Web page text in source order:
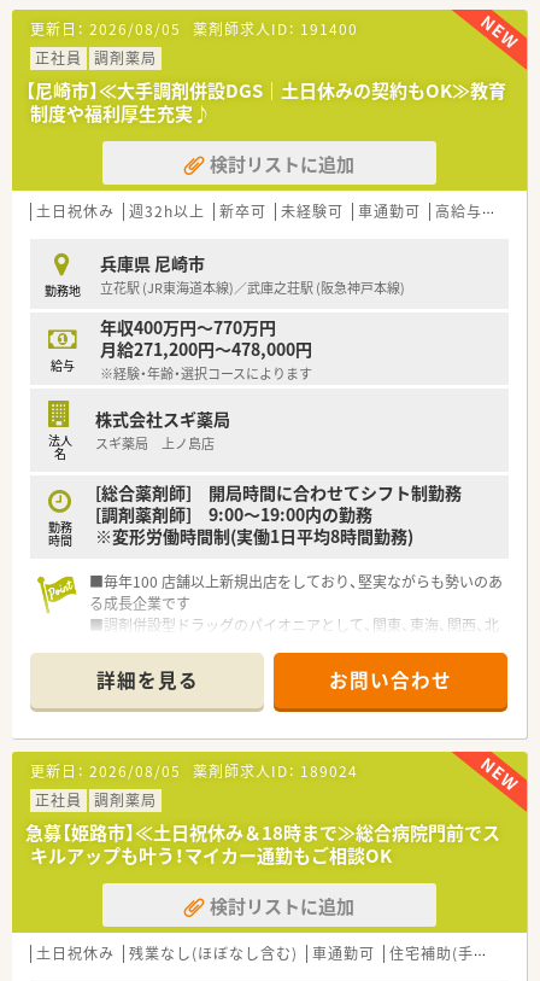
【法人特徴について】
■全国に1,300店舗以上を展開し、業界トップクラスの売上規模
を誇る安定した経営基盤です。
■調剤事業に加え、OTCや在宅医療など地域社会の健康を支える
多様な事業を幅広く展開しています。
■経営統合により強固な基盤を確立し、スケールメリットを活か
した効率的な店舗運営を行っています。
【想定される業務内容】
■総合病院からの処方箋に基づいた調剤業務全般を担当し、幅広
■患者様への丁寧な服薬指導を行い、お薬に対する不安を取り除
くためのコミュニケーションを図ります。
■処方内容の監査業務を通じて、医療過誤を未然に防ぎ患者様の
安全を守る重要な役割を担います。
【やりがい/おすすめポイント】
■高度な医療を提供する総合病院の門前薬局で、最先端の薬物療
■多くの患者様と接する機会があり、日々の業務を通じて地域医
療への貢献を実感できる職場です。
の健康を支えるやりがいがあります。
更新日： 2026/08/05 薬剤師求人ID： 191400
正社員
調剤薬局
【尼崎市】≪大手調剤併設DGS｜土日休みの契約もOK≫教育
制度や福利厚生充実♪
検討リストに追加
土日祝休み 週32h以上 新卒可 未経験可 車通勤可 高給与(600万円以上)
勤務地
兵庫県 尼崎市
立花駅 (JR東海道本線)／武庫之荘駅 (阪急神戸本線)
給与
年収400万円～770万円
月給271,200円～478,000円
※経験・年齢・選択コースによります
法人
名
株式会社スギ薬局
スギ薬局 上ノ島店
勤務
時間
[総合薬剤師] 開局時間に合わせてシフト制勤務
[調剤薬剤師] 9:00～19:00内の勤務
※変形労働時間制(実働1日平均8時間勤務)
■毎年100 店舗以上新規出店をしており、堅実ながらも勢いのあ
る成長企業です
■調剤併設型ドラッグのパイオニアとして、関東、東海、関西、北
■研修制度は様々なプランがあり、集合研修だけでなく任意で受
講可能な研修も幅広く用意されています
■店舗で活躍する従業員、社外で活躍する従業員、将来経営幹部
となる従業員など、薬剤師として様々な活躍ができるフィールド
を用意されています
■総合薬剤師・調剤薬剤師（土日休み・19時までの勤務）どちらか
の働き方を選択できます
■調剤併設型だけでなく「医療モール・クリニック併設店舗」「敷
地内薬局」「訪問調剤特化型店舗」など様々な店舗を運営してい
ます
■在宅医療にも積極的取り組んでおり「訪問調剤特化型店舗」を
50店舗以上、無菌調剤室は業界最多の51店舗設置しています
■「プラチナくるみん認定企業」「健康経営優良法人2023（大規模
法人部門）認定」等を取得し一人ひとりが働きやすい環境が整備
詳細を見る お問い合わせ
更新日： 2026/08/05 薬剤師求人ID： 189024
正社員
調剤薬局
急募【姫路市】≪土日祝休み＆18時まで≫総合病院門前でス
キルアップも叶う！マイカー通勤もご相談OK
検討リストに追加
土日祝休み 残業なし(ほぼなし含む) 車通勤可 住宅補助(手当)あり